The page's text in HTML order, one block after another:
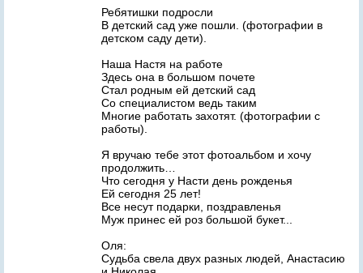
Ребятишки подросли
В детский сад уже пошли. (фотографии в
детском саду дети).
Наша Настя на работе
Здесь она в большом почете
Стал родным ей детский сад
Со специалистом ведь таким
Многие работать захотят. (фотографии с
работы).
Я вручаю тебе этот фотоальбом и хочу
продолжить…
Что сегодня у Насти день рожденья
Ей сегодня 25 лет!
Все несут подарки, поздравленья
Муж принес ей роз большой букет...
Оля:
Судьба свела двух разных людей, Анастасию